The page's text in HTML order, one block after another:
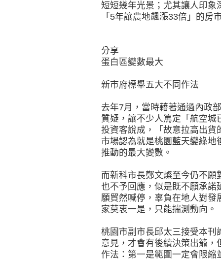
短短幾年光景；尤其讓人印象
「5年讓農地飆漲33倍」的房
分享
蛋白區變數最大
新市府標舉五大不同作法
去年7月，當時藉著通過內政
質疑，讓不少人篤定「航空
投資客說成，「故意拉高出貨
市場認為就是桃園藍天變綠
推動的最大變數。
而新科市長鄭文燦至今仍不
也不予回應，似是既不願承諾
願貿然喊停，辜負在地人對發
家莫衷一是，只能揣測動向。
桃園市副市長邱太三接受本刊
意見，才會有後續決策出籠
作法：第一是範圍一定會限縮